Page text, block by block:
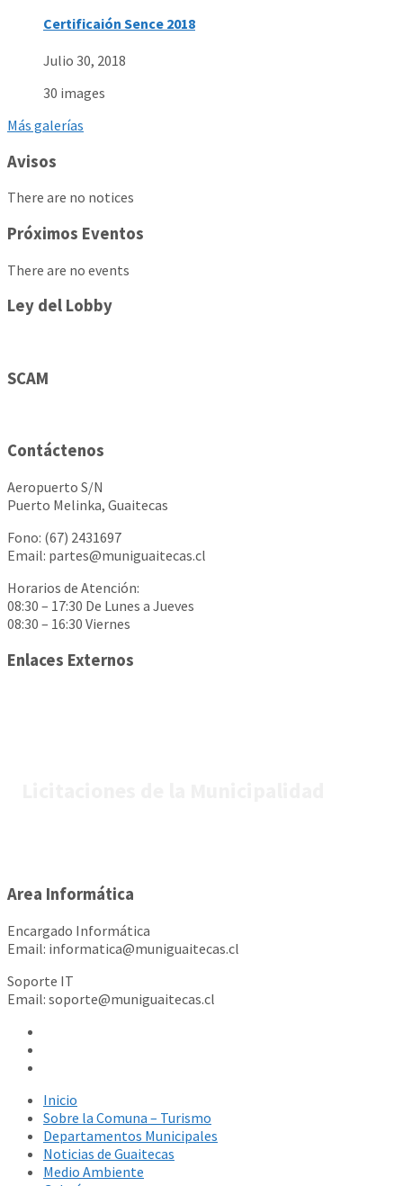
Certificaión Sence 2018
Julio 30, 2018
30 images
Más galerías
Avisos
There are no notices
Próximos Eventos
There are no events
Ley del Lobby
SCAM
Contáctenos
Aeropuerto S/N
Puerto Melinka, Guaitecas
Fono: (67) 2431697
Email: partes@muniguaitecas.cl
Horarios de Atención:
08:30 – 17:30 De Lunes a Jueves
08:30 – 16:30 Viernes
Enlaces Externos
Area Informática
Encargado Informática
Email: informatica@muniguaitecas.cl
Soporte IT
Email: soporte@muniguaitecas.cl
Inicio
Sobre la Comuna – Turismo
Departamentos Municipales
Noticias de Guaitecas
Medio Ambiente